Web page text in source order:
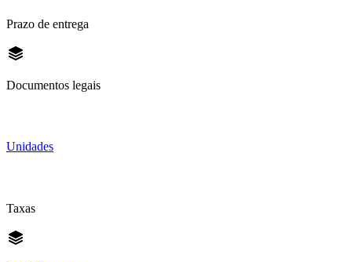
Prazo de entrega
Documentos legais
Unidades
Taxas